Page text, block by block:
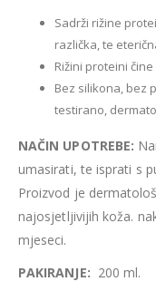
Sadrži rižine
različka, te
Rižini proteini
Bez silikona, bez
testirano,
NAČIN UPOTREBE:
umasirati, te isprati s
Proizvod je
najosjetljivijih koža.
mjeseci.
PAKIRANJE: 200 ml.